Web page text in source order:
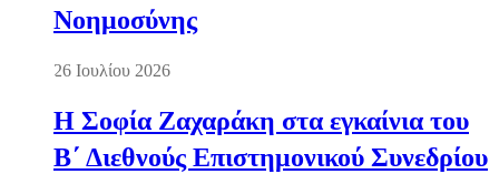
Νοημοσύνης
26 Ιουλίου 2026
Η Σοφία Ζαχαράκη στα εγκαίνια του
Β΄ Διεθνούς Επιστημονικού Συνεδρίου